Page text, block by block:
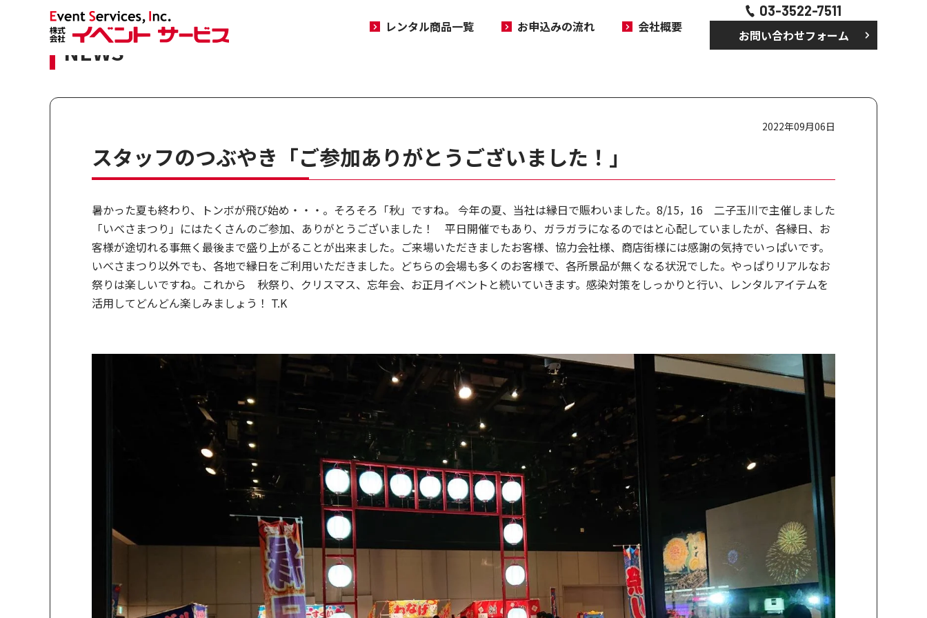
レンタル商品一覧 お申込みの流れ 会社概要
03-3522-7511
お問い合わせフォーム
NEWS
2022年09月06日
スタッフのつぶやき「ご参加ありがとうございました！」
暑かった夏も終わり、トンボが飛び始め・・・。そろそろ「秋」ですね。 今年の夏、当社は縁日で賑わいました。8/15，16 二子玉川で主催しました
「いべさまつり」にはたくさんのご参加、ありがとうございました！ 平日開催でもあり、ガラガラになるのではと心配していましたが、各縁日、お
客様が途切れる事無く最後まで盛り上がることが出来ました。ご来場いただきましたお客様、協力会社様、商店街様には感謝の気持でいっぱいです。
いべさまつり以外でも、各地で縁日をご利用いただきました。どちらの会場も多くのお客様で、各所景品が無くなる状況でした。やっぱりリアルなお
祭りは楽しいですね。これから 秋祭り、クリスマス、忘年会、お正月イベントと続いていきます。感染対策をしっかりと行い、レンタルアイテムを
活用してどんどん楽しみましょう！ T.K